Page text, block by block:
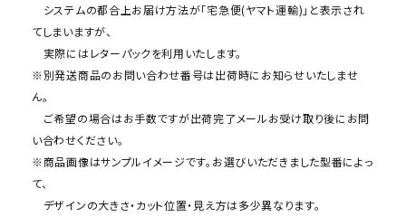
システムの都合上お届け方法が「宅急便(ヤマト運輸)」と表示され
てしまいますが、
実際にはレターパックを利用いたします。
※別発送商品のお問い合わせ番号は出荷時にお知らせいたしませ
ん。
ご希望の場合はお手数ですが出荷完了メールお受け取り後にお問
い合わせください。
※商品画像はサンプルイメージです。お選びいただきました型番によっ
て、
デザインの大きさ・カット位置・見え方は多少異なります。